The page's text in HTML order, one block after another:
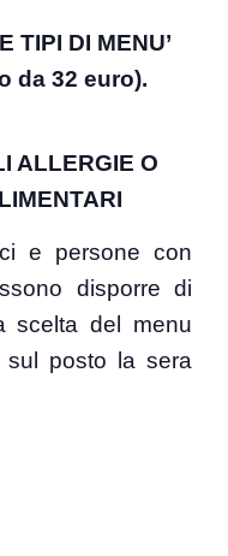
TIPI DI MENU’
da 32 euro).
ALLERGIE O
e persone con
disporre di
scelta del menu
sul posto la sera